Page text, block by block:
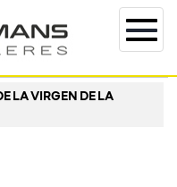
LA VIRGEN DE LA